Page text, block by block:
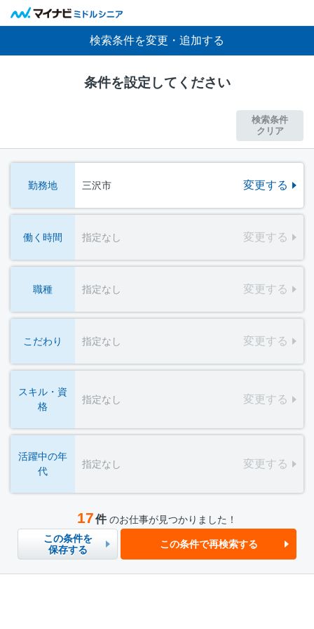
検索条件を変更・追加する
条件を設定してください
検索条件
クリア
勤務地 三沢市 変更する
働く時間 指定なし 変更する
職種 指定なし 変更する
こだわり 指定なし 変更する
スキル・資
格
指定なし 変更する
活躍中の年
代
指定なし 変更する
17件 のお仕事が見つかりました！
この条件を
保存する
この条件で再検索する